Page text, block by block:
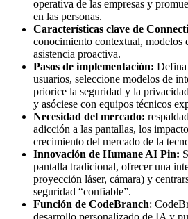
operativa de las empresas y
en las personas.
Características clave de
conocimiento contextual, modelos
asistencia proactiva.
Pasos de implementación: Defina
usuarios, seleccione modelos de
priorice la seguridad y la
y asóciese con equipos técnicos
Necesidad del mercado:
adicción a las pantallas, los
crecimiento del mercado de la
Innovación de Humane AI Pin:
pantalla tradicional, ofrecer una
proyección láser, cámara) y
seguridad “confiable”.
Función de CodeBranch:
desarrollo personalizado de IA y